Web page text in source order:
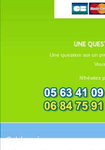
UNE
Une question sur un
N'hésitez
Catégories